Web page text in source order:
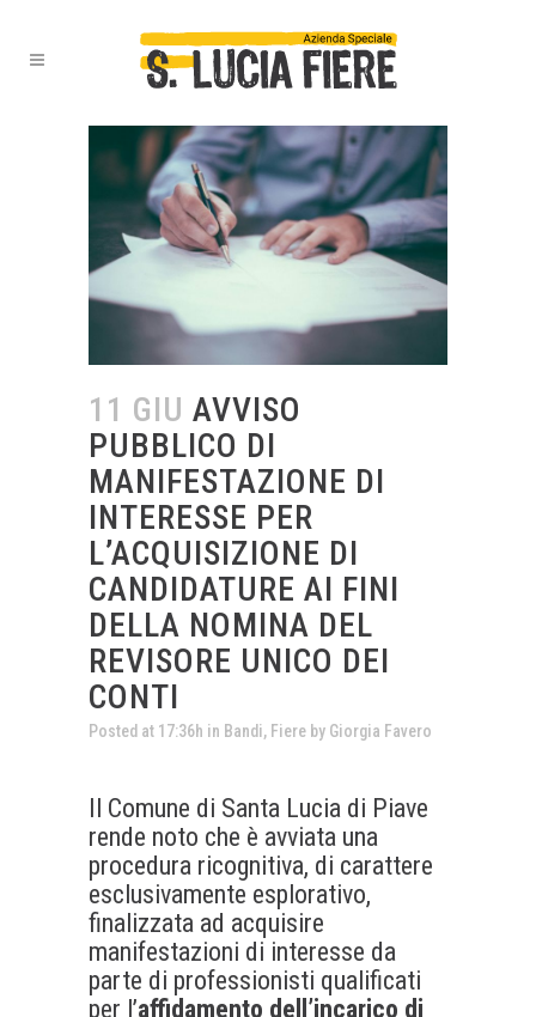
11 GIU AVVISO
PUBBLICO DI
MANIFESTAZIONE DI
INTERESSE PER
L’ACQUISIZIONE DI
CANDIDATURE AI FINI
DELLA NOMINA DEL
REVISORE UNICO DEI
CONTI
Posted at 17:36h in Bandi, Fiere by Giorgia Favero
Il Comune di Santa Lucia di Piave
rende noto che è avviata una
procedura ricognitiva, di carattere
esclusivamente esplorativo,
finalizzata ad acquisire
manifestazioni di interesse da
parte di professionisti qualificati
per l’affidamento dell’incarico di